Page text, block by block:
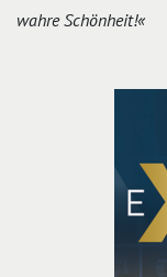
wahre Schönheit!«